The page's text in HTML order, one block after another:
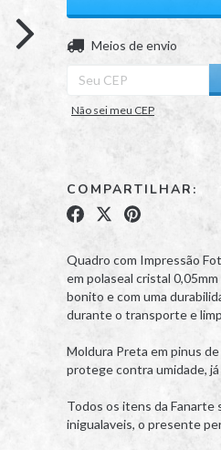
Entregas para o CEP:
Meios de envio
Não sei meu CEP
COMPARTILHAR:
Quadro com Impressão
em polaseal cristal
bonito e com uma
durante o transporte e
Moldura Preta em pinus
protege contra umidade,
Todos os itens da Fanarte
inigualaveis, o presente